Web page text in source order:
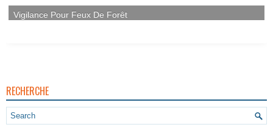
RECHERCHE